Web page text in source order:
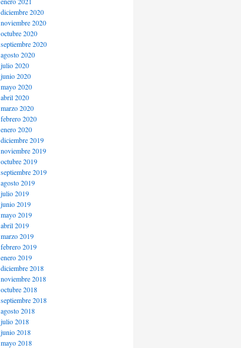
diciembre 2020
noviembre 2020
octubre 2020
septiembre 2020
agosto 2020
julio 2020
junio 2020
mayo 2020
abril 2020
marzo 2020
febrero 2020
enero 2020
diciembre 2019
noviembre 2019
octubre 2019
septiembre 2019
agosto 2019
julio 2019
junio 2019
mayo 2019
abril 2019
marzo 2019
febrero 2019
enero 2019
diciembre 2018
noviembre 2018
octubre 2018
septiembre 2018
agosto 2018
julio 2018
junio 2018
mayo 2018